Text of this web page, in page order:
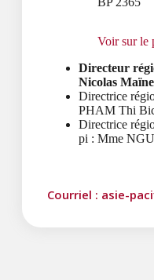
Voir sur le
Directeur
Nicolas
Directrice
PHAM Thi
Directrice
pi : Mme
Courriel : asie-